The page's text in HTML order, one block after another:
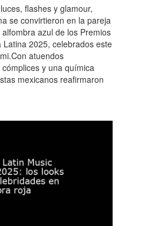
flashes y glamour,
se convirtieron en la pareja
azul de los Premios
Latina 2025, celebrados este
atuendos
y una química
mexicanos reafirmaron